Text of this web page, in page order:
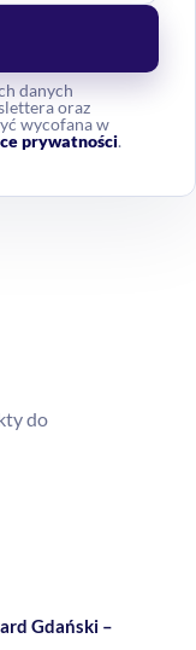
danych
oraz
wycofana w
prywatności.
do
Gdański –